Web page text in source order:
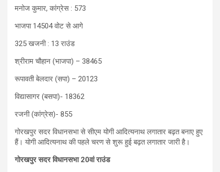
मनोज कुमार, कांग्रेस : 573
भाजपा 14504 वोट से आगे
325 खजनी : 13 राउंड
श्रीराम चौहान (भाजपा) – 38465
रूपावती बेलदार (सपा) – 20123
विद्यासागर (बसपा)- 18362
रजनी (कांग्रेस)- 855
गोरखपुर सदर व‍िधानसभा से सीएम योगी आद‍ित्‍यनाथ लगातार बढ़त बनाए हुए
हैं। योगी आद‍ित्‍यनाथ की पहले चरण से शुरू हुई बढ़त लगातार जारी है।
गोरखपुर सदर व‍िधानसभा 20वां राउंड